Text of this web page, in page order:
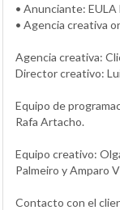
• Anunciante:
• Agencia creativa
Agencia creativa:
Director creativo:
Equipo de
Rafa Artacho.
Equipo creativo:
Palmeiro y Amparo
Contacto con el